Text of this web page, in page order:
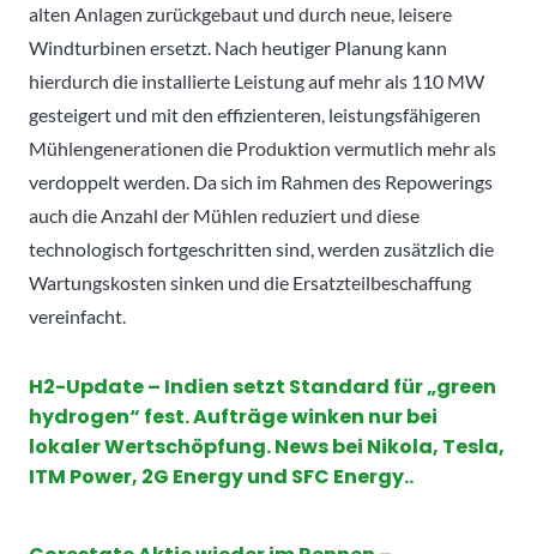
alten Anlagen zurückgebaut und durch neue, leisere
Windturbinen ersetzt. Nach heutiger Planung kann
hierdurch die installierte Leistung auf mehr als 110 MW
gesteigert und mit den effizienteren, leistungsfähigeren
Mühlengenerationen die Produktion vermutlich mehr als
verdoppelt werden. Da sich im Rahmen des Repowerings
auch die Anzahl der Mühlen reduziert und diese
technologisch fortgeschritten sind, werden zusätzlich die
Wartungskosten sinken und die Ersatzteilbeschaffung
vereinfacht.
H2-Update – Indien setzt Standard für „green
hydrogen“ fest. Aufträge winken nur bei
lokaler Wertschöpfung. News bei Nikola, Tesla,
ITM Power, 2G Energy und SFC Energy..